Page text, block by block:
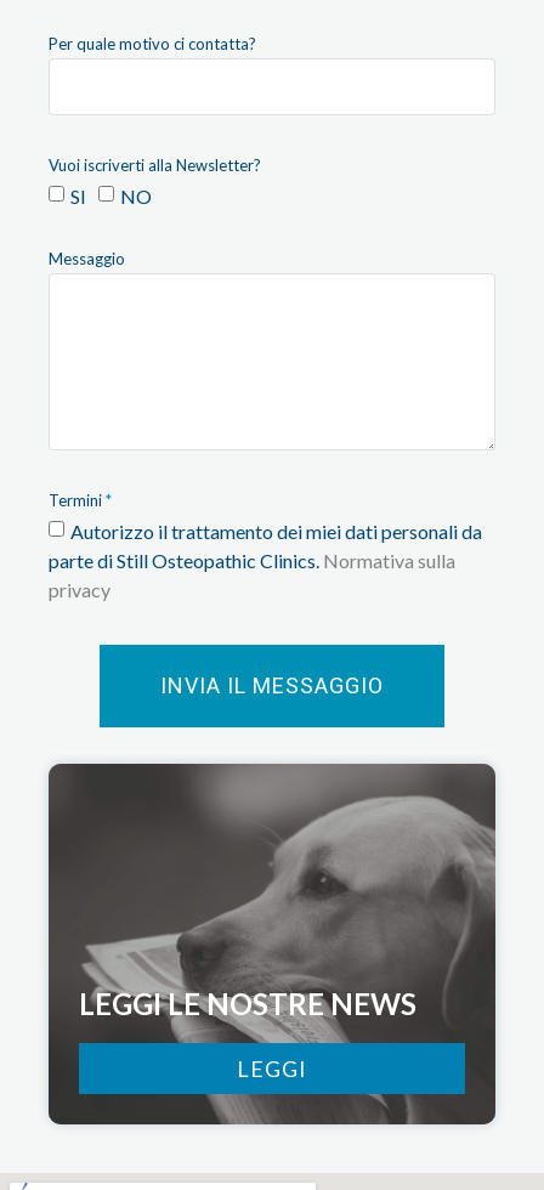
Per quale motivo ci contatta?
Vuoi iscriverti alla Newsletter?
SI NO
Messaggio
Termini
Autorizzo il trattamento dei miei dati personali da
parte di Still Osteopathic Clinics. Normativa sulla
privacy
INVIA IL MESSAGGIO
LEGGI LE NOSTRE NEWS
LEGGI